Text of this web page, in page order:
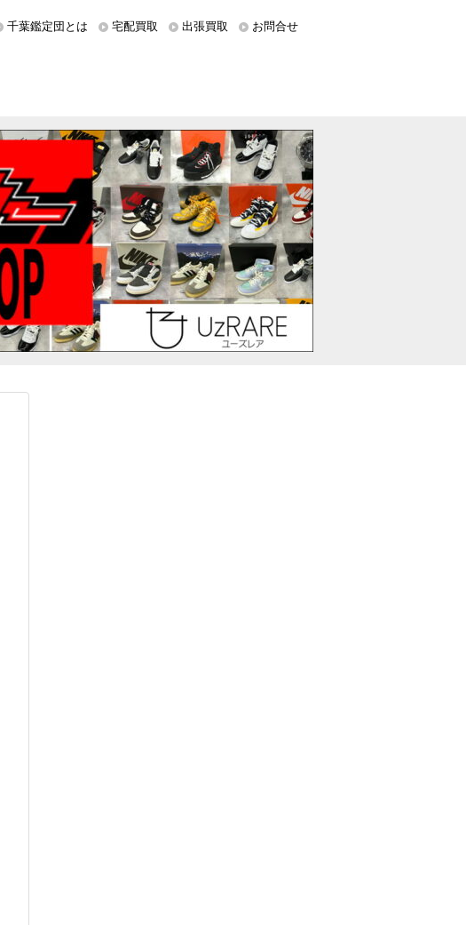
千葉鑑定団とは 宅配買取 出張買取 お問合せ